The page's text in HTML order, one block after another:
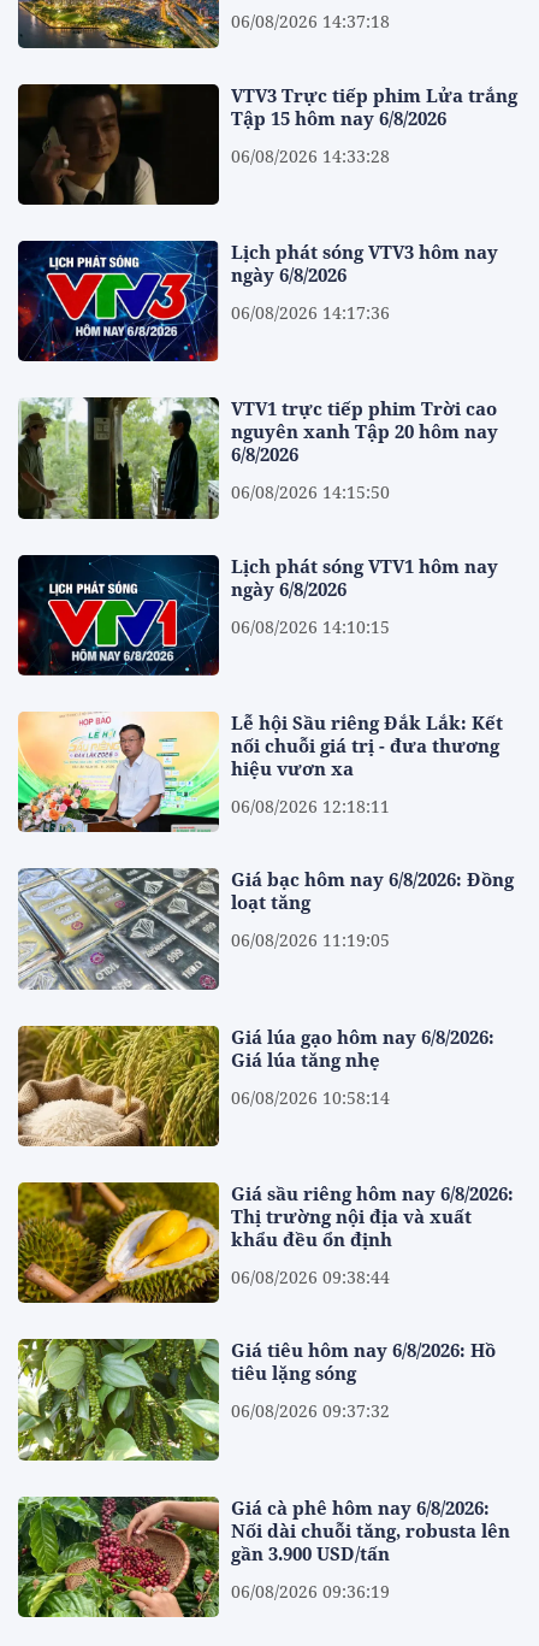
06/08/2026 14:37:18
VTV3 Trực tiếp phim Lửa trắng
Tập 15 hôm nay 6/8/2026
06/08/2026 14:33:28
Lịch phát sóng VTV3 hôm nay
ngày 6/8/2026
06/08/2026 14:17:36
VTV1 trực tiếp phim Trời cao
nguyên xanh Tập 20 hôm nay
6/8/2026
06/08/2026 14:15:50
Lịch phát sóng VTV1 hôm nay
ngày 6/8/2026
06/08/2026 14:10:15
Lễ hội Sầu riêng Đắk Lắk: Kết
nối chuỗi giá trị - đưa thương
hiệu vươn xa
06/08/2026 12:18:11
Giá bạc hôm nay 6/8/2026: Đồng
loạt tăng
06/08/2026 11:19:05
Giá lúa gạo hôm nay 6/8/2026:
Giá lúa tăng nhẹ
06/08/2026 10:58:14
Giá sầu riêng hôm nay 6/8/2026:
Thị trường nội địa và xuất
khẩu đều ổn định
06/08/2026 09:38:44
Giá tiêu hôm nay 6/8/2026: Hồ
tiêu lặng sóng
06/08/2026 09:37:32
Giá cà phê hôm nay 6/8/2026:
Nối dài chuỗi tăng, robusta lên
gần 3.900 USD/tấn
06/08/2026 09:36:19